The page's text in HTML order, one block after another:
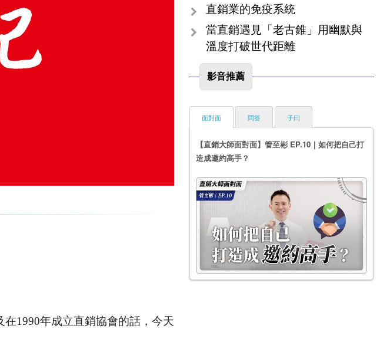
1990年成立直銷協會的話，今天
直銷業的免疫系統
當直銷遇見「老古錐」用幽默與
溫度打破世代距離
影音推薦
面對面
【直銷大師面對面】管至彬 EP.10｜如何把自己打
造成邀約高手？
問答 子曰